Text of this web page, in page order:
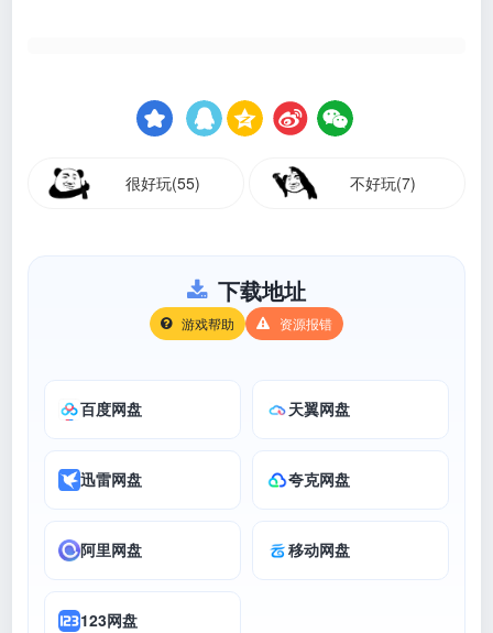
很好玩(55) 不好玩(7)
下载地址
游戏帮助 资源报错
百度网盘 天翼网盘
迅雷网盘 夸克网盘
阿里网盘 移动网盘
123网盘